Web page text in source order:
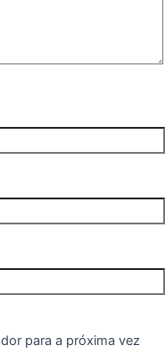
para a próxima vez